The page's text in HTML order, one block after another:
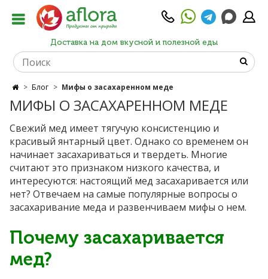
Доставка на дом вкусной и полезной еды
Блог Мифы о засахаренном меде
МИФЫ О ЗАСАХАРЕННОМ МЕДЕ
Свежий мед имеет тягучую консистенцию и
красивый янтарный цвет. Однако со временем он
начинает засахариваться и твердеть. Многие
считают это признаком низкого качества, и
интересуются: настоящий мед засахаривается или
нет? Отвечаем на самые популярные вопросы о
засахаривание меда и развенчиваем мифы о нем.
Почему засахаривается
мед?